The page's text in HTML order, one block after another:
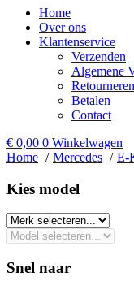
Home
Over ons
Klantenservice
Verzenden
Algemene
Retourneren
Betalen
Contact
€ 0,00 0 Winkelwagen
Home
Mercedes E-
Kies model​
Snel naar